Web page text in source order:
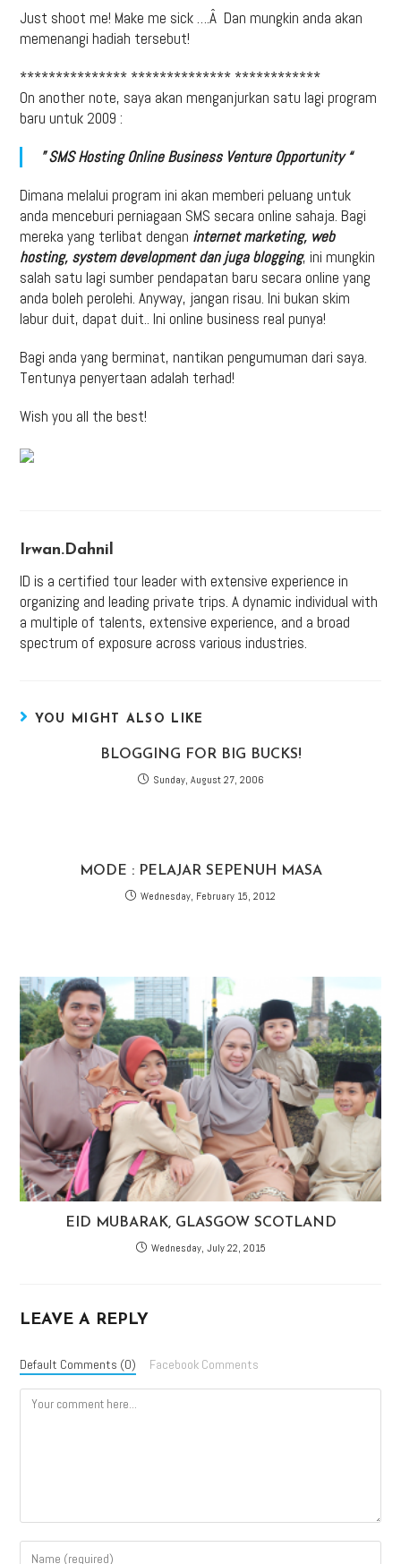
Just shoot me! Make me sick ….Â Dan mungkin anda akan
memenangi hadiah tersebut!
*************** ************** ************
On another note, saya akan menganjurkan satu lagi program
baru untuk 2009 :
” SMS Hosting Online Business Venture Opportunity “
Dimana melalui program ini akan memberi peluang untuk
anda menceburi perniagaan SMS secara online sahaja. Bagi
mereka yang terlibat dengan internet marketing, web
hosting, system development dan juga blogging, ini mungkin
salah satu lagi sumber pendapatan baru secara online yang
anda boleh perolehi. Anyway, jangan risau. Ini bukan skim
labur duit, dapat duit.. Ini online business real punya!
Bagi anda yang berminat, nantikan pengumuman dari saya.
Tentunya penyertaan adalah terhad!
Wish you all the best!
Irwan.dahnil
ID is a certified tour leader with extensive experience in
organizing and leading private trips. A dynamic individual with
a multiple of talents, extensive experience, and a broad
spectrum of exposure across various industries.
YOU MIGHT ALSO LIKE
BLOGGING FOR BIG BUCKS!
Sunday, August 27, 2006
MODE : PELAJAR SEPENUH MASA
Wednesday, February 15, 2012
EID MUBARAK, GLASGOW SCOTLAND
Wednesday, July 22, 2015
LEAVE A REPLY
Default Comments (0) Facebook Comments